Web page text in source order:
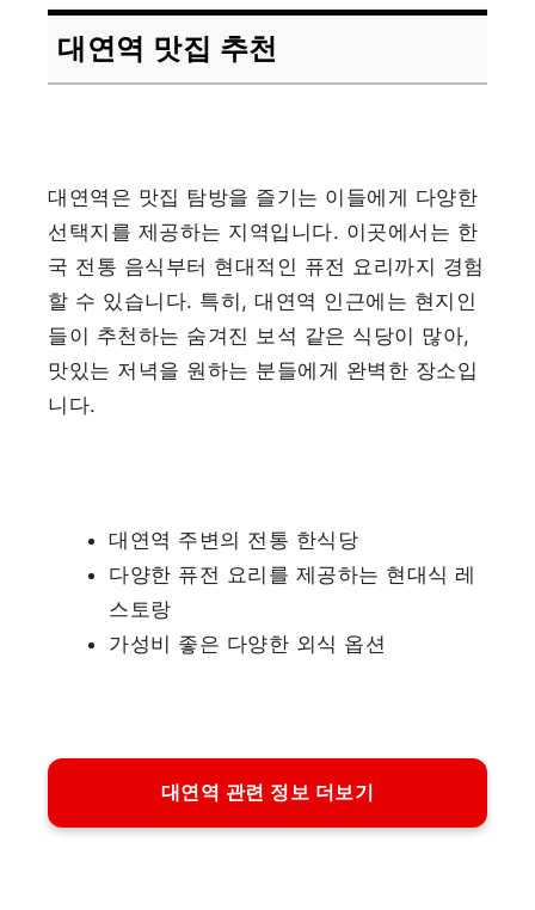
대연역 맛집 추천
대연역은 맛집 탐방을 즐기는 이들에게 다양한
선택지를 제공하는 지역입니다. 이곳에서는 한
국 전통 음식부터 현대적인 퓨전 요리까지 경험
할 수 있습니다. 특히, 대연역 인근에는 현지인
들이 추천하는 숨겨진 보석 같은 식당이 많아,
맛있는 저녁을 원하는 분들에게 완벽한 장소입
니다.
대연역 주변의 전통 한식당
다양한 퓨전 요리를 제공하는 현대식 레
스토랑
가성비 좋은 다양한 외식 옵션
대연역 관련 정보 더보기